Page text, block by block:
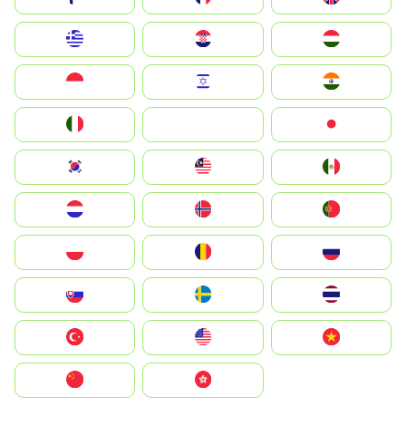
Magyarország
South Korea
United States
中國香港特別行政區